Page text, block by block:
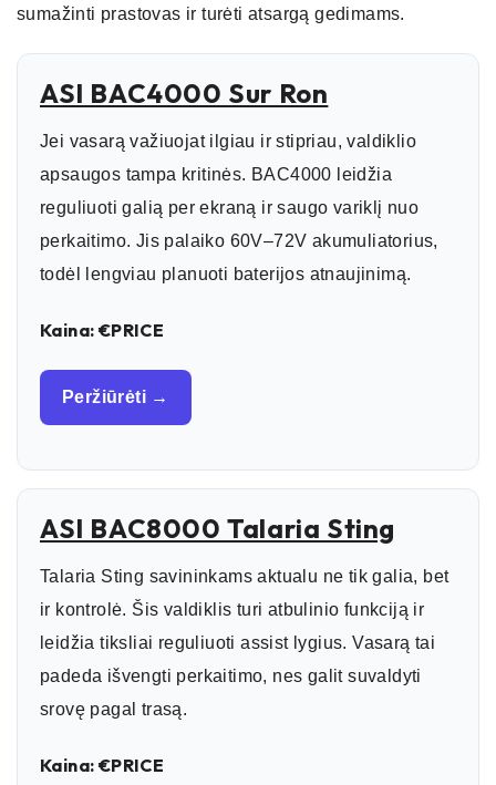
sumažinti prastovas ir turėti atsargą gedimams.
ASI BAC4000 Sur Ron
Jei vasarą važiuojat ilgiau ir stipriau, valdiklio
apsaugos tampa kritinės. BAC4000 leidžia
reguliuoti galią per ekraną ir saugo variklį nuo
perkaitimo. Jis palaiko 60V–72V akumuliatorius,
todėl lengviau planuoti baterijos atnaujinimą.
Kaina: €PRICE
Peržiūrėti →
ASI BAC8000 Talaria Sting
Talaria Sting savininkams aktualu ne tik galia, bet
ir kontrolė. Šis valdiklis turi atbulinio funkciją ir
leidžia tiksliai reguliuoti assist lygius. Vasarą tai
padeda išvengti perkaitimo, nes galit suvaldyti
srovę pagal trasą.
Kaina: €PRICE